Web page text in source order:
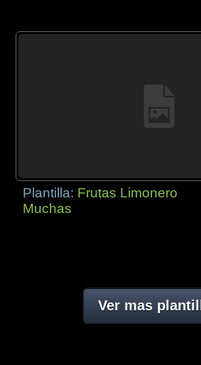
Plantilla: Frutas Limonero
Muchas
Ver mas